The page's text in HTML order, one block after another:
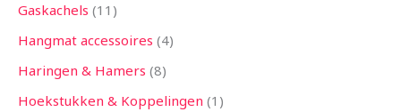
Gaskachels 11
Hangmat accessoires 4
Haringen & Hamers 8
Hoekstukken & Koppelingen 1